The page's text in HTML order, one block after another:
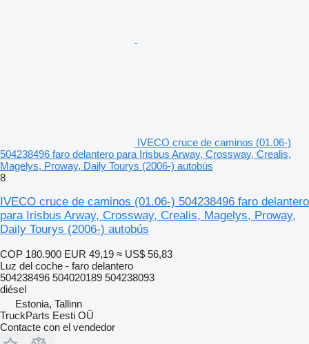
IVECO cruce de caminos (01.06-)
504238496 faro delantero para Irisbus Arway, Crossway, Crealis,
Magelys, Proway, Daily Tourys (2006-) autobús
8
IVECO cruce de caminos (01.06-) 504238496 faro delantero
para Irisbus Arway, Crossway, Crealis, Magelys, Proway,
Daily Tourys (2006-) autobús
COP 180.900 EUR 49,19 ≈ US$ 56,83
Luz del coche - faro delantero
504238496 504020189 504238093
diésel
Estonia, Tallinn
TruckParts Eesti OÜ
Contacte con el vendedor